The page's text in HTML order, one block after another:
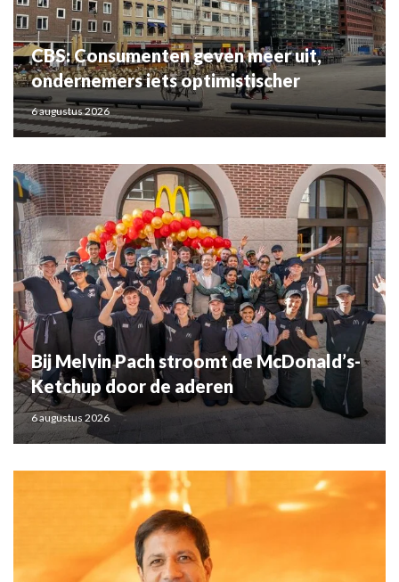
CBS: Consumenten geven meer uit,
ondernemers iets optimistischer
6 augustus 2026
Bij Melvin Pach stroomt de McDonald’s-
Ketchup door de aderen
6 augustus 2026